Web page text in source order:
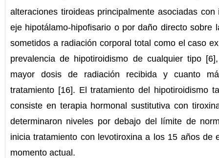
alteraciones tiroideas principalmente asociadas con
eje hipotálamo-hipofisario o por daño directo sobre
sometidos a radiación corporal total como el caso
prevalencia de hipotiroidismo de cualquier tipo
mayor dosis de radiación recibida y cuanto
tratamiento [16]. El tratamiento del hipotiroidismo
consiste en terapia hormonal sustitutiva con
determinaron niveles por debajo del límite de
inicia tratamiento con levotiroxina a los 15 años de
momento actual.